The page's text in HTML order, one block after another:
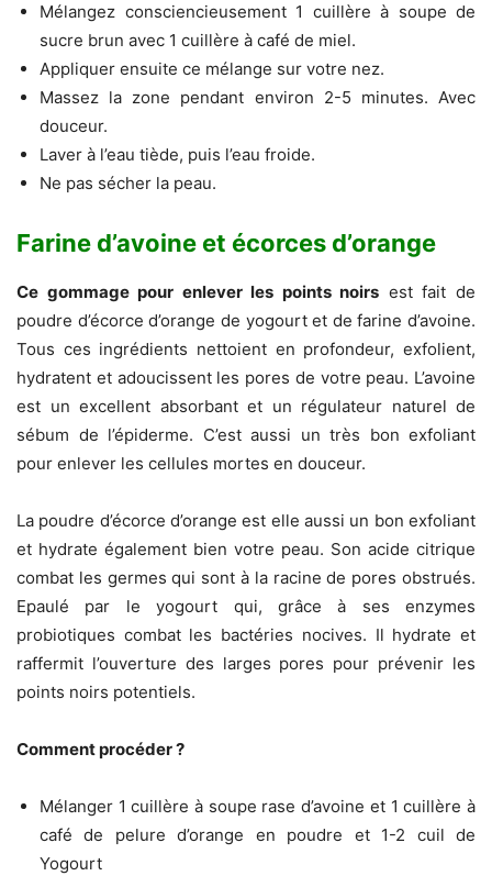
Mélangez consciencieusement 1 cuillère à soupe de
sucre brun avec 1 cuillère à café de miel.
Appliquer ensuite ce mélange sur votre nez.
Massez la zone pendant environ 2-5 minutes. Avec
douceur.
Laver à l’eau tiède, puis l’eau froide.
Ne pas sécher la peau.
Farine d’avoine et écorces d’orange
Ce gommage pour enlever les points noirs est fait de
poudre d’écorce d’orange de yogourt et de farine d’avoine.
Tous ces ingrédients nettoient en profondeur, exfolient,
hydratent et adoucissent les pores de votre peau. L’avoine
est un excellent absorbant et un régulateur naturel de
sébum de l’épiderme. C’est aussi un très bon exfoliant
pour enlever les cellules mortes en douceur.
La poudre d’écorce d’orange est elle aussi un bon exfoliant
et hydrate également bien votre peau. Son acide citrique
combat les germes qui sont à la racine de pores obstrués.
Epaulé par le yogourt qui, grâce à ses enzymes
probiotiques combat les bactéries nocives. Il hydrate et
raffermit l’ouverture des larges pores pour prévenir les
points noirs potentiels.
Comment procéder ?
Mélanger 1 cuillère à soupe rase d’avoine et 1 cuillère à
café de pelure d’orange en poudre et 1-2 cuil de
Yogourt